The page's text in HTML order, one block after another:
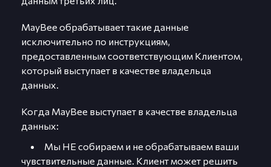
MayBee обрабатывает такие данные
исключительно по инструкциям,
предоставленным соответствующим Клиентом,
который выступает в качестве владельца
данных.
Когда MayBee выступает в качестве владельца
данных:
Мы НЕ собираем и не обрабатываем ваши
чувствительные данные. Клиент может решить